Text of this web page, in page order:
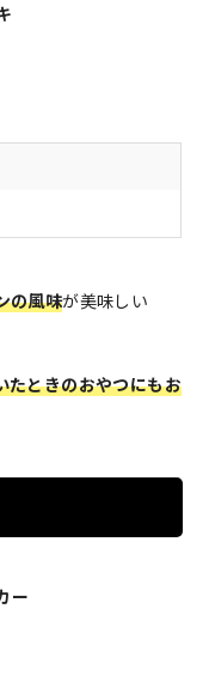
の風味が美味しい
たときのおやつにもお
ー